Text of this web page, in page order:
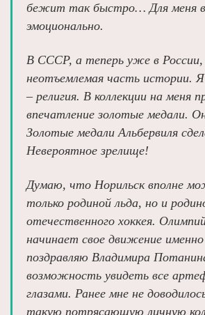
бежит так быстро… Для меня
эмоционально.
В СССР, а теперь уже в России,
неотъемлемая часть истории.
– религия. В коллекции на меня
впечатление золотые медали.
Золотые медали Альбервиля
Невероятное зрелище!
Думаю, что Норильск вполне
только родиной льда, но и
отечественного хоккея.
начинает свое движение
поздравляю Владимира
возможность увидеть все
глазами. Ранее мне не
такую потрясающую личную